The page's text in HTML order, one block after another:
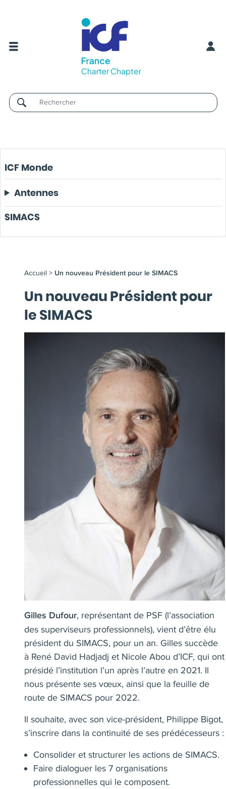
Username
ICF Monde
Antennes
SIMACS
Accueil > Un nouveau Président pour le SIMACS
Un nouveau Président pour
le SIMACS
Gilles Dufour, représentant de PSF (l’association
des superviseurs professionnels), vient d’être élu
président du SIMACS, pour un an. Gilles succède
à René David Hadjadj et Nicole Abou d’ICF, qui ont
présidé l’institution l’un après l’autre en 2021. Il
nous présente ses vœux, ainsi que la feuille de
route de SIMACS pour 2022.
Il souhaite, avec son vice-président, Philippe Bigot,
s’inscrire dans la continuité de ses prédécesseurs :
Consolider et structurer les actions de SIMACS.
Faire dialoguer les 7 organisations
professionnelles qui le composent.